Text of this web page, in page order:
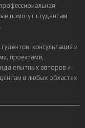
помогут студентам
консультация и
проектами,
опытных авторов и
в любых областях